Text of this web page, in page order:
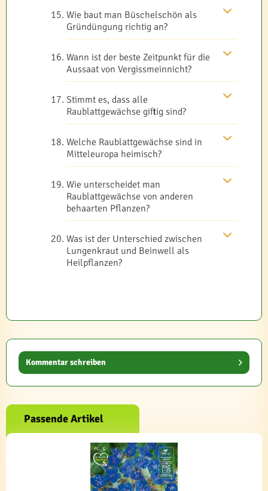
Wie baut man Büschelschön als
Gründüngung richtig an?
Wann ist der beste Zeitpunkt für die
Aussaat von Vergissmeinnicht?
Stimmt es, dass alle
Raublattgewächse giftig sind?
Welche Raublattgewächse sind in
Mitteleuropa heimisch?
Wie unterscheidet man
Raublattgewächse von anderen
behaarten Pflanzen?
Was ist der Unterschied zwischen
Lungenkraut und Beinwell als
Heilpflanzen?
Kommentar schreiben
Passende Artikel